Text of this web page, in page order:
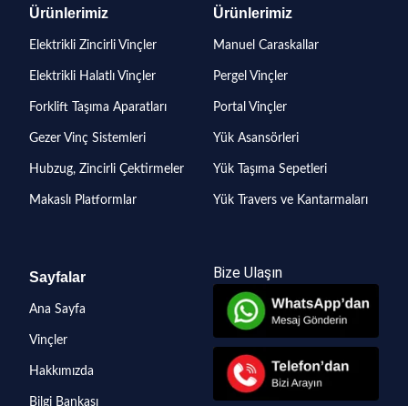
Ürünlerimiz
Elektrikli Zincirli Vinçler
Elektrikli Halatlı Vinçler
Forklift Taşıma Aparatları
Gezer Vinç Sistemleri
Hubzug, Zincirli Çektirmeler
Makaslı Platformlar
Ürünlerimiz
Manuel Caraskallar
Pergel Vinçler
Portal Vinçler
Yük Asansörleri
Yük Taşıma Sepetleri
Yük Travers ve Kantarmaları
Sayfalar
Ana Sayfa
Vinçler
Hakkımızda
Bilgi Bankası
Bize Ulaşın